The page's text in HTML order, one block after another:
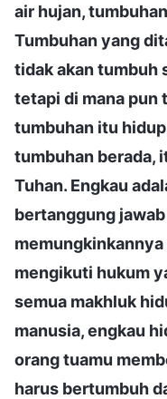
air hujan,
Tumbuhan yang
tidak akan tumbuh
tetapi di mana pun
tumbuhan itu
tumbuhan berada,
Tuhan. Engkau
bertanggung
mengikuti hukum
semua makhluk
manusia, engkau
orang tuamu
harus bertumbuh